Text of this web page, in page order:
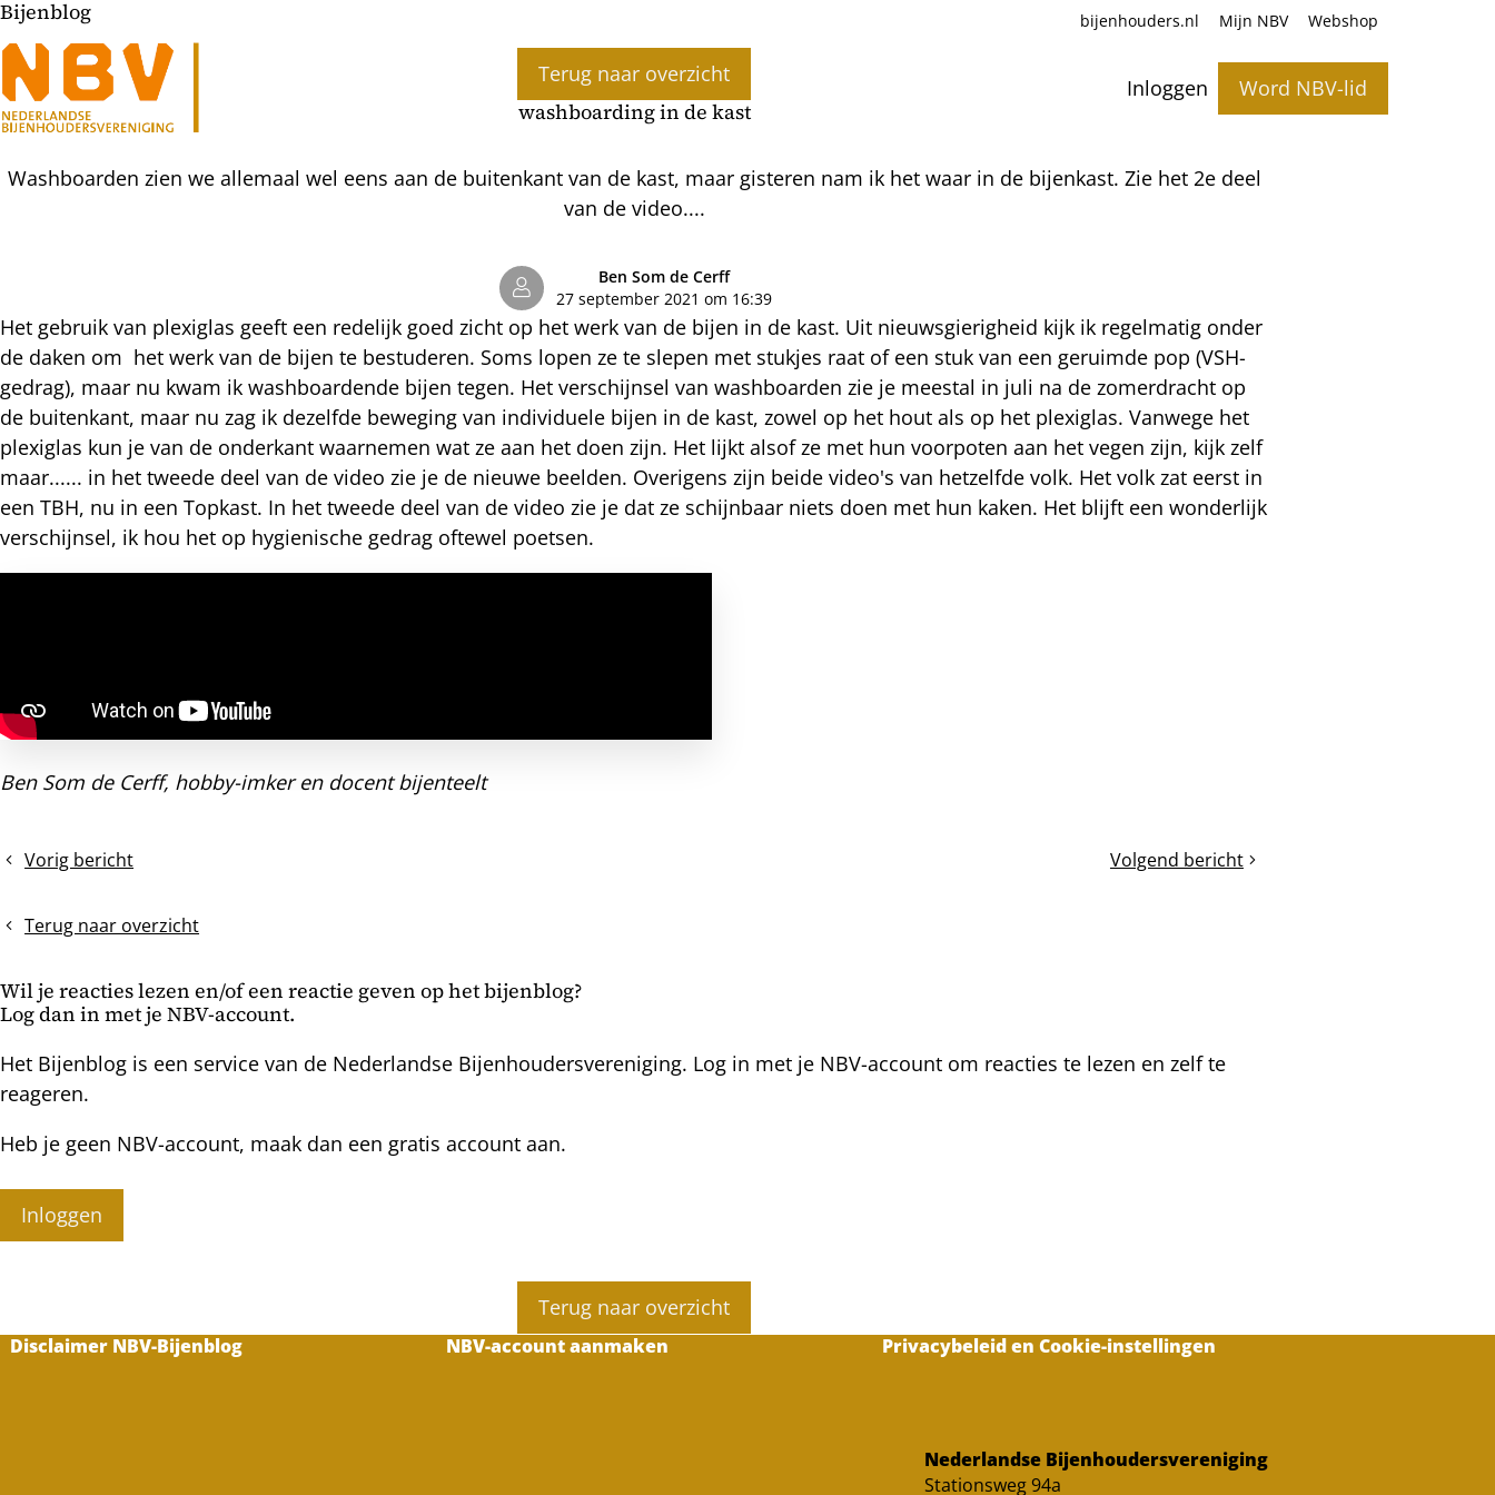
Inloggen Word NBV-lid
bijenhouders.nl Mijn NBV Webshop
Bijenblog
Terug naar overzicht
washboarding in de kast
Washboarden zien we allemaal wel eens aan de buitenkant van de kast, maar gisteren nam ik het waar in de bijenkast. Zie het 2e deel
van de video....
Ben Som de Cerff
27 september 2021 om 16:39
Het gebruik van plexiglas geeft een redelijk goed zicht op het werk van de bijen in de kast. Uit nieuwsgierigheid kijk ik regelmatig onder
de daken om het werk van de bijen te bestuderen. Soms lopen ze te slepen met stukjes raat of een stuk van een geruimde pop (VSH-
gedrag), maar nu kwam ik washboardende bijen tegen. Het verschijnsel van washboarden zie je meestal in juli na de zomerdracht op
de buitenkant, maar nu zag ik dezelfde beweging van individuele bijen in de kast, zowel op het hout als op het plexiglas. Vanwege het
plexiglas kun je van de onderkant waarnemen wat ze aan het doen zijn. Het lijkt alsof ze met hun voorpoten aan het vegen zijn, kijk zelf
maar...... in het tweede deel van de video zie je de nieuwe beelden. Overigens zijn beide video's van hetzelfde volk. Het volk zat eerst in
een TBH, nu in een Topkast. In het tweede deel van de video zie je dat ze schijnbaar niets doen met hun kaken. Het blijft een wonderlijk
verschijnsel, ik hou het op hygienische gedrag oftewel poetsen.
Ben Som de Cerff, hobby-imker en docent bijenteelt
Vorig bericht
Massale
van
Volgend bericht
adhesie
Terug naar overzicht
Wil je reacties lezen en/of een reactie geven op het bijenblog?
Log dan in met je NBV-account.
Het Bijenblog is een service van de Nederlandse Bijenhoudersvereniging. Log in met je NBV-account om reacties te lezen en zelf te
reageren.
Heb je geen NBV-account, maak dan een gratis account aan.
Inloggen
Terug naar overzicht
Disclaimer NBV-Bijenblog NBV-account aanmaken Privacybeleid en Cookie-instellingen
Nederlandse Bijenhoudersvereniging
Stationsweg 94a